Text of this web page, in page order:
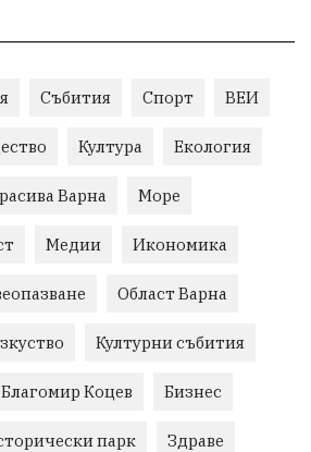
Събития Спорт ВЕИ
Култура Екология
Варна Море
Медии Икономика
Област Варна
Културни събития
Благомир Коцев Бизнес
парк Здраве